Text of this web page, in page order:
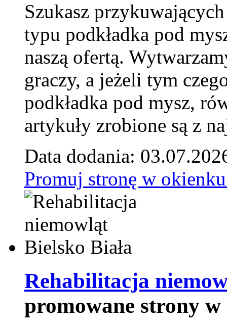
Szukasz
typu podkładka pod
naszą ofertą.
graczy, a jeżeli tym
podkładka pod mysz,
artykuły zrobione są z
Data dodania:
Promuj stronę w
Rehabilitacja
promowane strony